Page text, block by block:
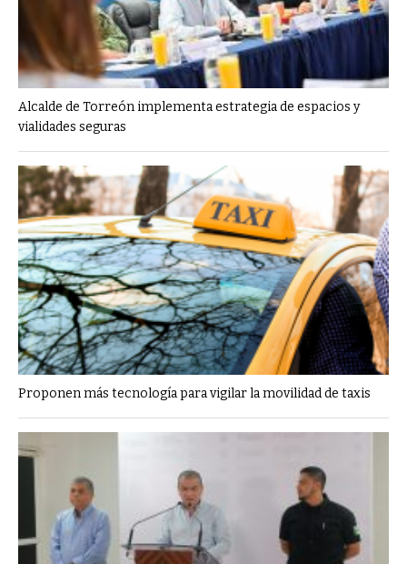
Alcalde de Torreón implementa estrategia de espacios y
vialidades seguras
Proponen más tecnología para vigilar la movilidad de taxis